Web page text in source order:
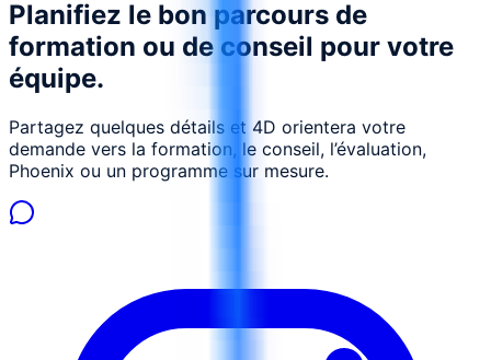
objectifs de performance de l’organisation.
Planifiez le bon parcours de
formation ou de conseil pour votre
équipe.
Partagez quelques détails et 4D orientera votre
demande vers la formation, le conseil, l’évaluation,
Phoenix ou un programme sur mesure.